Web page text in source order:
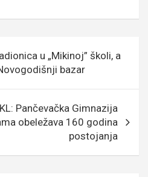
er
A
p
p
u „Mikinoj” školi, a
bazar
Pančevačka Gimnazija
obeležava 160 godina
postojanja